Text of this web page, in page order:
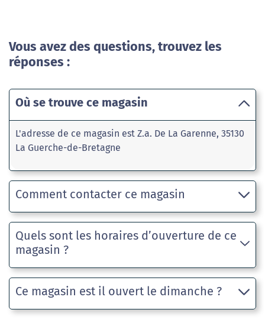
Vous avez des questions, trouvez les
réponses :
Où se trouve ce magasin
L'adresse de ce magasin est Z.a. De La Garenne, 35130
La Guerche-de-Bretagne
Comment contacter ce magasin
Quels sont les horaires d’ouverture de ce
magasin ?
Ce magasin est il ouvert le dimanche ?